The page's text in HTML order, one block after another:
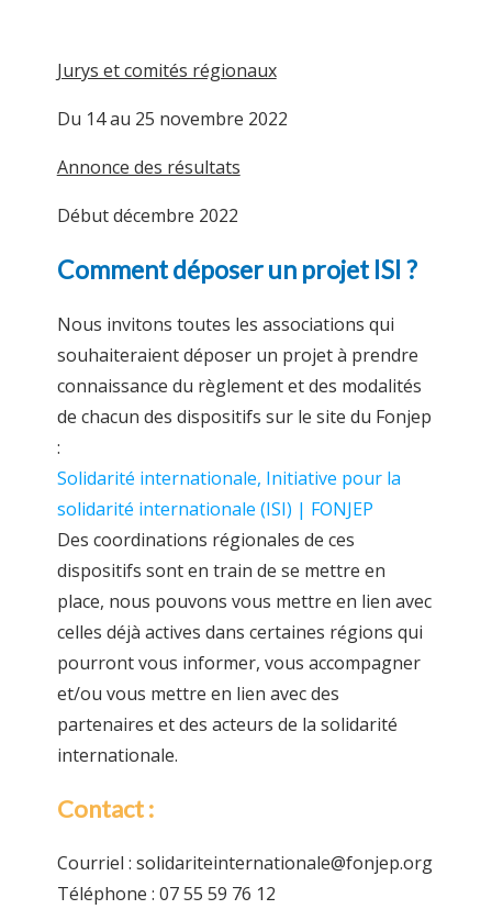
Jurys et comités régionaux
Du 14 au 25 novembre 2022
Annonce des résultats
Début décembre 2022
Comment déposer un projet ISI ?
Nous invitons toutes les associations qui
souhaiteraient déposer un projet à prendre
connaissance du règlement et des modalités
de chacun des dispositifs sur le site du Fonjep
:
Solidarité internationale, Initiative pour la
solidarité internationale (ISI) | FONJEP
Des coordinations régionales de ces
dispositifs sont en train de se mettre en
place, nous pouvons vous mettre en lien avec
celles déjà actives dans certaines régions qui
pourront vous informer, vous accompagner
et/ou vous mettre en lien avec des
partenaires et des acteurs de la solidarité
internationale.
Contact :
Courriel : solidariteinternationale@fonjep.org
Téléphone : 07 55 59 76 12